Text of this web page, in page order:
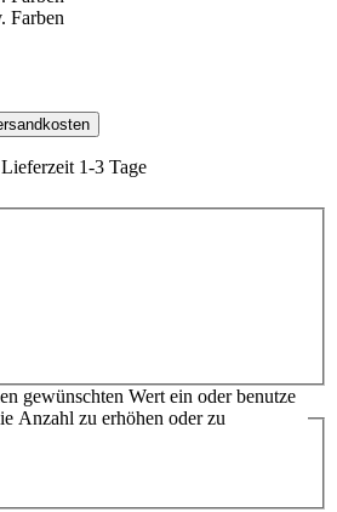
1-3 Tage
gewünschten Wert ein oder benutze
Anzahl zu erhöhen oder zu